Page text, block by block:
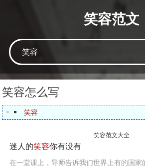
笑容范文
笑容怎么写
笑容
笑容范文大全
迷人的笑容你有没有
在一堂课上，导师告诉我们世界上有的国家